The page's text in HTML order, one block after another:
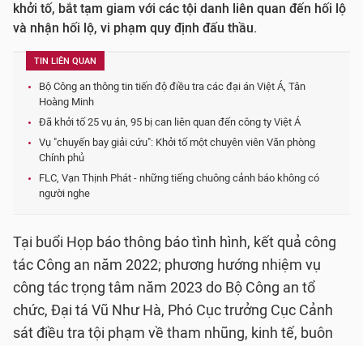
khởi tố, bắt tạm giam với các tội danh liên quan đến hối lộ
và nhận hối lộ, vi phạm quy định đấu thầu.
TIN LIÊN QUAN
Bộ Công an thông tin tiến độ điều tra các đại án Việt Á, Tân
Hoàng Minh
Đã khởi tố 25 vụ án, 95 bị can liên quan đến công ty Việt Á
Vụ "chuyến bay giải cứu": Khởi tố một chuyên viên Văn phòng
Chính phủ
FLC, Vạn Thịnh Phát - những tiếng chuông cảnh báo không có
người nghe
Tại buổi Họp báo thông báo tình hình, kết quả công
tác Công an năm 2022; phương hướng nhiệm vụ
công tác trọng tâm năm 2023 do Bộ Công an tổ
chức, Đại tá Vũ Như Hà, Phó Cục trưởng Cục Cảnh
sát điều tra tội phạm về tham nhũng, kinh tế, buôn